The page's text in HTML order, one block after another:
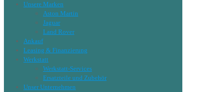
Unsere Marken
Aston Martin
Jaguar
Land Rover
Ankauf
Leasing & Finanzierung
Werkstatt
Werkstatt-Services
Ersatzteile und Zubehör
Unser Unternehmen